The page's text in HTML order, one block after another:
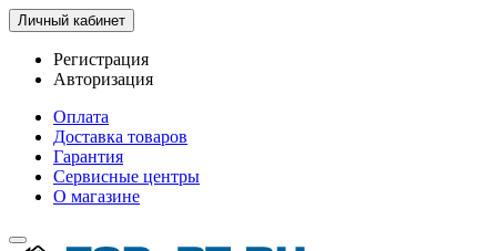
Личный кабинет
Регистрация
Авторизация
Оплата
Доставка товаров
Гарантия
Сервисные центры
О магазине